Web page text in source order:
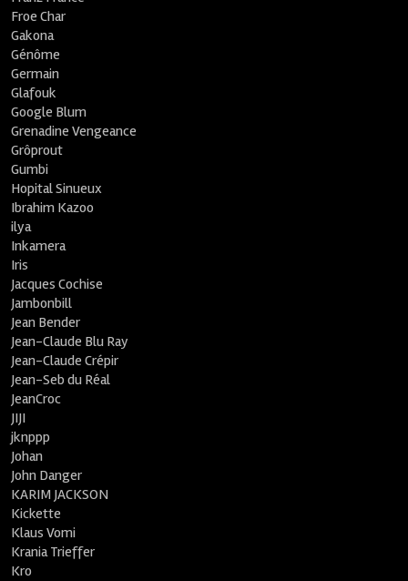
Froe Char
Gakona
Génôme
Germain
Glafouk
Google Blum
Grenadine Vengeance
Grôprout
Gumbi
Hopital Sinueux
Ibrahim Kazoo
ilya
Inkamera
Iris
Jacques Cochise
Jambonbill
Jean Bender
Jean-Claude Blu Ray
Jean-Claude Crépir
Jean-Seb du Réal
JeanCroc
JIJI
jknppp
Johan
John Danger
KARIM JACKSON
Kickette
Klaus Vomi
Krania Trieffer
Kro